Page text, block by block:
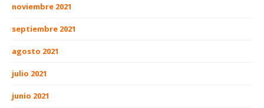
noviembre 2021
septiembre 2021
agosto 2021
julio 2021
junio 2021